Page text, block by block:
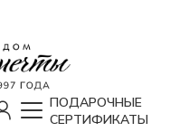
ПОДАРОЧНЫЕ
СЕРТИФИКАТЫ